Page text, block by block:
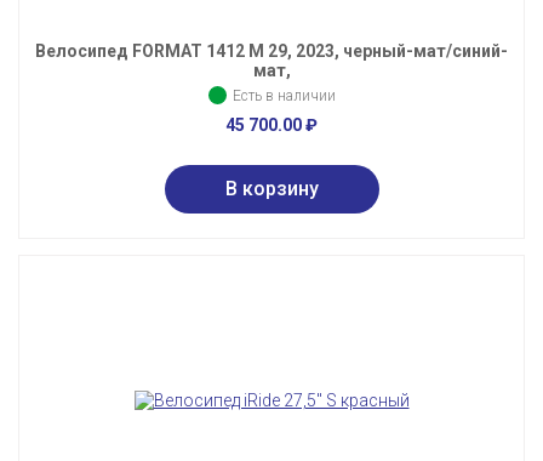
Велосипед FORMAT 1412 М 29, 2023, черный-мат/синий-
мат,
Есть в наличии
45 700.00₽